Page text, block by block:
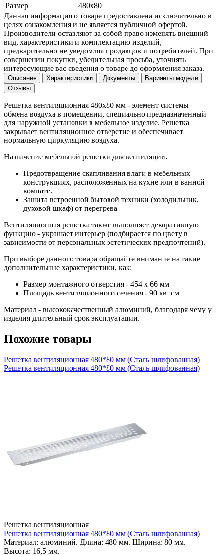
Размер
480x80
Данная информация о товаре предоставлена исключительно в
целях ознакомления и не является публичной офертой.
Производители оставляют за собой право изменять внешний
вид, характеристики и комплектацию изделий,
предварительно не уведомляя продавцов и потребителей. При
совершении покупки, убедительная просьба, уточнять
интересующие вас сведения о товаре до оформления заказа.
Описание Характеристики Документы
Варианты модели
Отзывы
Решетка вентиляционная 480x80 мм - элемент системы
обмена воздуха в помещении, специально предназначенный
для наружной установки в мебельное изделие. Решетка
закрывает вентиляционное отверстие и обеспечивает
нормальную циркуляцию воздуха.
Назначение мебельной решетки для вентиляции:
Предотвращение скапливания влаги в мебельных
конструкциях, расположенных на кухне или в ванной
комнате.
Защита встроенной бытовой техники (холодильник,
духовой шкаф) от перегрева
Вентиляционная решетка также выполняет декоративную
функцию - украшает интерьер (подбирается по цвету в
зависимости от персональных эстетических предпочтений).
При выборе данного товара обращайте внимание на такие
дополнительные характеристики, как:
Размер монтажного отверстия - 454 x 66 мм
Площадь вентиляционного сечения - 90 кв. см
Материал - высококачественный алюминий, благодаря чему у
изделия длительный срок эксплуатации.
Похожие товары
Решетка вентиляционная 480*80 мм (Сталь шлифованная)
Решетка вентиляционная 480*80 мм (Сталь шлифованная)
Решетка вентиляционная
Решетка вентиляционная 480*80 мм (Сталь шлифованная)
Материал: алюминий. Длина: 480 мм. Ширина: 80 мм.
Высота: 16,5 мм.